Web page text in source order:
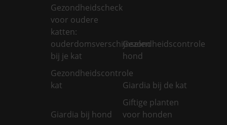
Gezondheidscheck
voor oudere
katten:
ouderdomsverschijnselen
bij je kat
Gezondheidscontrole
hond
Gezondheidscontrole
kat
Giardia bij de kat
Giardia bij hond
Giftige planten
voor honden